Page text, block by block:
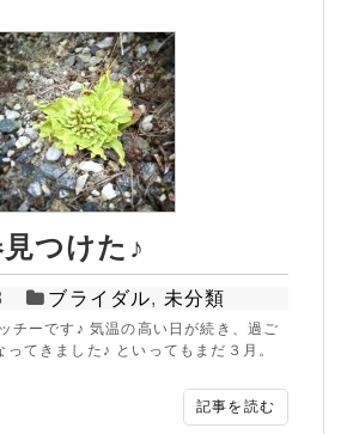
つけた♪
ブライダル, 未分類
チーです♪ 気温の高い日が続き、過ご
ってきました♪ といってもまだ３月。
記事を読む